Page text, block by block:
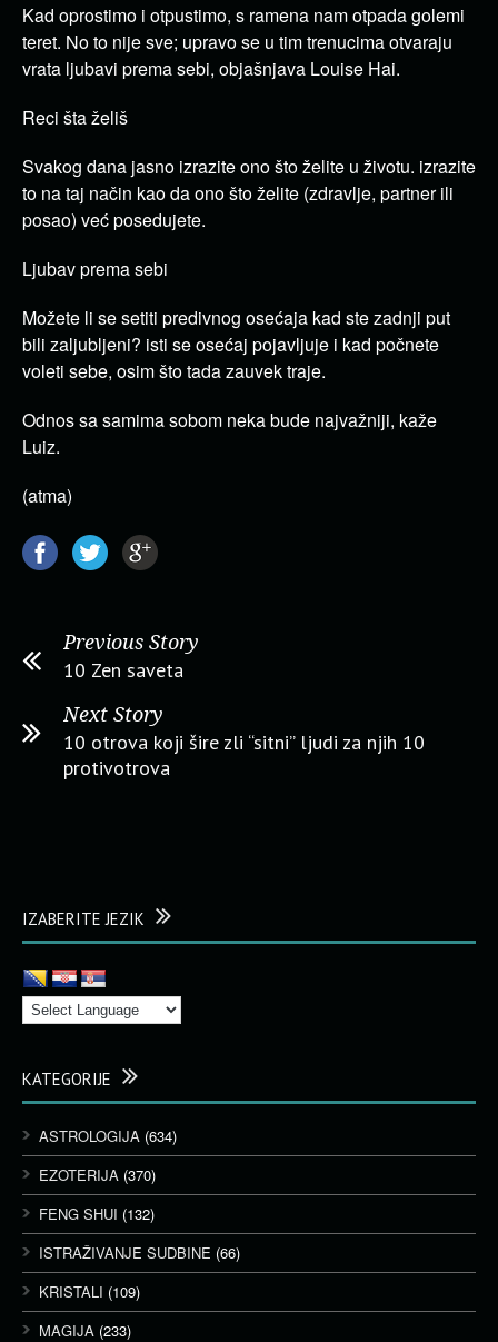
Kad oprostimo i otpustimo, s ramena nam otpada golemi
teret. No to nije sve; upravo se u tim trenucima otvaraju
vrata ljubavi prema sebi, objašnjava Louise Hai.
Reci šta želiš
Svakog dana jasno izrazite ono što želite u životu. izrazite
to na taj način kao da ono što želite (zdravlje, partner ili
posao) već posedujete.
Ljubav prema sebi
Možete li se setiti predivnog osećaja kad ste zadnji put
bili zaljubljeni? isti se osećaj pojavljuje i kad počnete
voleti sebe, osim što tada zauvek traje.
Odnos sa samima sobom neka bude najvažniji, kaže
Luiz.
(atma)
Previous Story
10 Zen saveta
Next Story
10 otrova koji šire zli “sitni” ljudi za njih 10
protivotrova
IZABERITE JEZIK
KATEGORIJE
ASTROLOGIJA (634)
EZOTERIJA (370)
FENG SHUI (132)
ISTRAŽIVANJE SUDBINE (66)
KRISTALI (109)
MAGIJA (233)